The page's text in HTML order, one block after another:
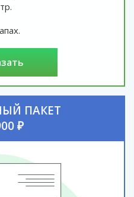
ПАКЕТ
₽